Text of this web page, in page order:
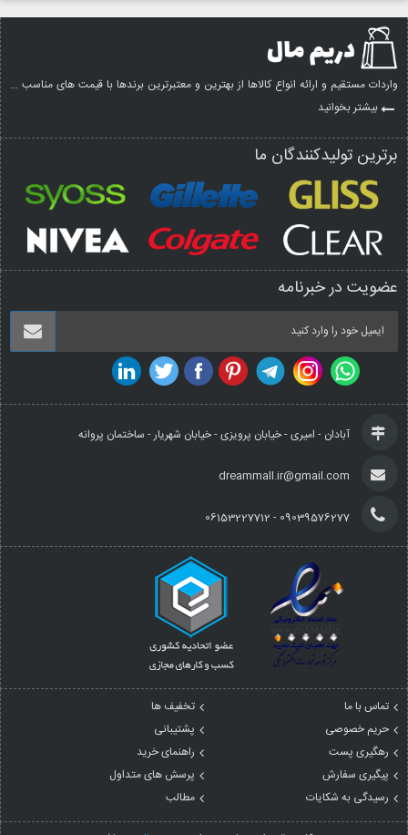
واردات مستقیم و ارائه انواع کالاها از بهترین و معتبرترین برندها با قیمت های مناسب ...
بیشتر بخوانید
برترین تولیدکنندگان ما
عضویت در خبرنامه
آبادان - امیری - خیابان پرویزی - خیابان شهریار - ساختمان پروانه
dreammall.ir@gmail.com
09039576277 - 06153227712
تماس با ما
تخفیف ها
حریم خصوصی
پشتیبانی
رهگیری پست
راهنمای خرید
پیگیری سفارش
پرسش های متداول
رسیدگی به شکایات
مطالب